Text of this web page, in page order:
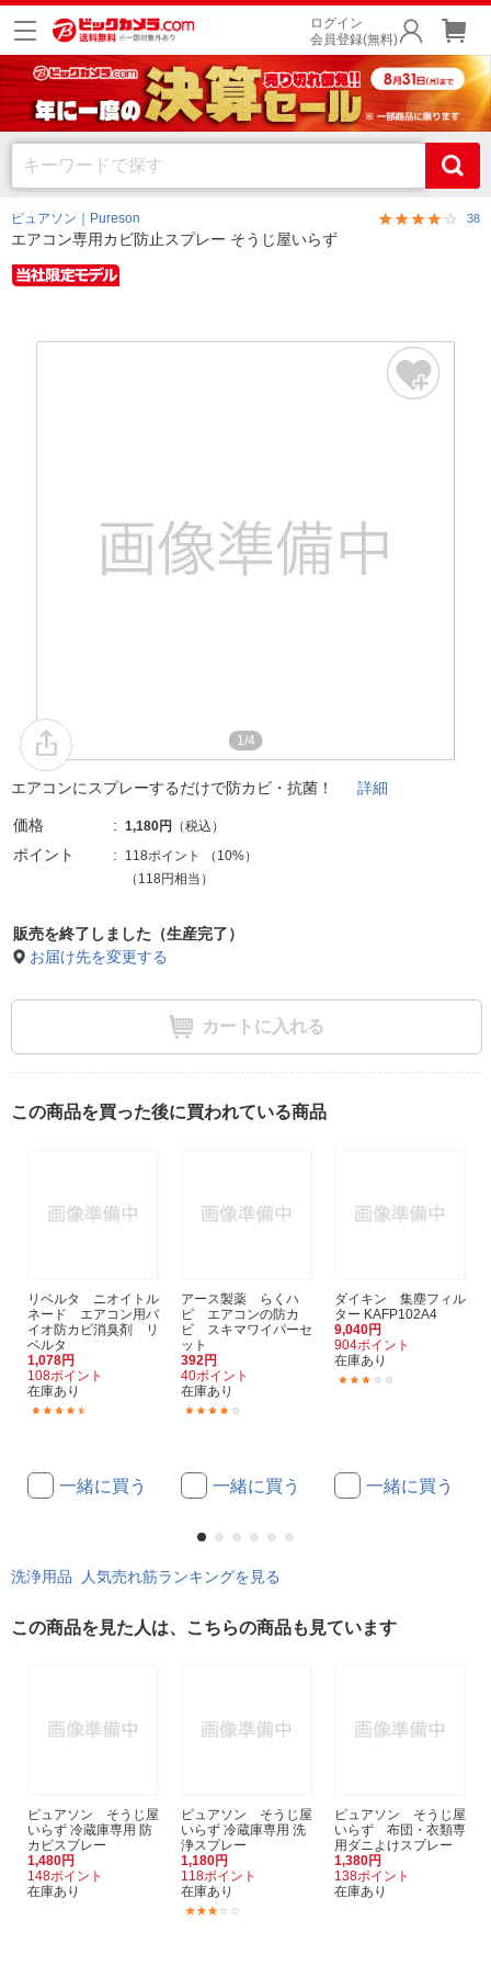
ログイン
会員登録(無料)
ピュアソン｜Pureson 38
エアコン専用カビ防止スプレー そうじ屋いらず
1/4
エアコンにスプレーするだけで防カビ・抗菌！ 詳細
価格 1,180円 （税込）
ポイント 118ポイント （ 10%）
（118円相当）
販売を終了しました（生産完了）
お届け先を変更する
カートに入れる
この商品を買った後に買われている商品
リベルタ ニオイトル
ネード エアコン用バ
イオ防カビ消臭剤 リ
ベルタ
1,078円
108ポイント
在庫あり
一緒に買う
アース製薬 らくハ
ピ エアコンの防カ
ビ スキマワイパーセ
ット
392円
40ポイント
在庫あり
一緒に買う
ダイキン 集塵フィル
ター KAFP102A4
9,040円
904ポイント
在庫あり
一緒に買う
洗浄用品 人気売れ筋ランキングを見る
この商品を見た人は、こちらの商品も見ています
ピュアソン そうじ屋
いらず 冷蔵庫専用 防
カビスプレー
1,480円
148ポイント
在庫あり
ピュアソン そうじ屋
いらず 冷蔵庫専用 洗
浄スプレー
1,180円
118ポイント
在庫あり
ピュアソン そうじ屋
いらず 布団・衣類専
用ダニよけスプレー
1,380円
138ポイント
在庫あり